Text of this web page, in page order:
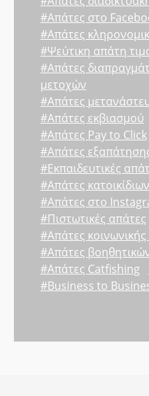
#Απάτες στο
#Απάτες
#Ψεύτικη απάτη
#Απάτες
μετοχών
#Απάτες
#Απάτες εκβιασμού
#Απάτες Pay to Click
#Απάτες
#Εκπαιδευτικές
#Απάτες
#Απάτες στο
#Πιστωτικές απάτες
#Απάτες
#Απάτες
#Απάτες Catfishing
#Business to